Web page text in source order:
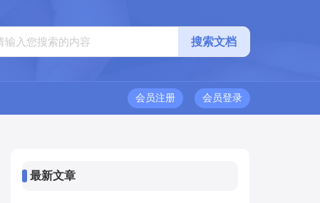
会员登录
会员注册
最新文章